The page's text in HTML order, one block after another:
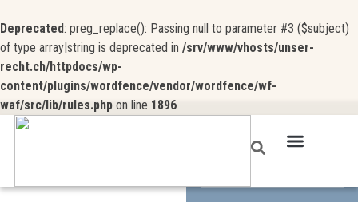
Deprecated: preg_replace(): Passing null to parameter #3 ($subject)
of type array|string is deprecated in /srv/www/vhosts/unser-
recht.ch/httpdocs/wp-
content/plugins/wordfence/vendor/wordfence/wf-
waf/src/lib/rules.php on line 1896